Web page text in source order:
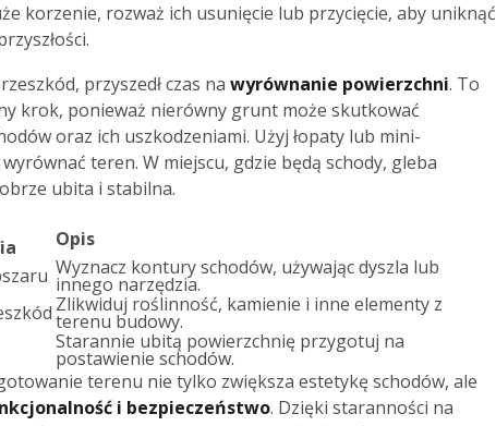
korzenie, rozważ ich usunięcie lub przycięcie, aby uniknąć
przyszedł czas na wyrównanie powierzchni. To
krok, ponieważ nierówny grunt może skutkować
oraz ich uszkodzeniami. Użyj łopaty lub mini-
teren. W miejscu, gdzie będą schody, gleba
ubita i stabilna.
Opis
Wyznacz kontury schodów, używając dyszla lub
innego narzędzia.
Zlikwiduj roślinność, kamienie i inne elementy z
terenu budowy.
Starannie ubitą powierzchnię przygotuj na
postawienie schodów.
terenu nie tylko zwiększa estetykę schodów, ale
i bezpieczeństwo. Dzięki staranności na